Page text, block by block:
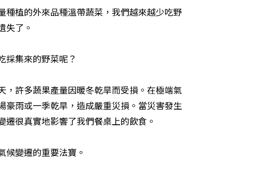
植的外來品種溫帶蔬菜，我們越來越少吃野
失了。
採集來的野菜呢？
許多蔬果產量因暖冬乾旱而受損。在極端氣
豪雨或一季乾旱，造成嚴重災損。當災害發生
很真實地影響了我們餐桌上的飲食。
候變遷的重要法寶。